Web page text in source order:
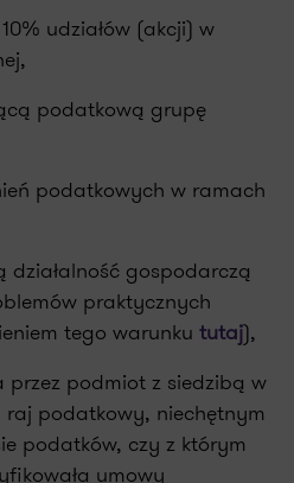
udziałów (akcji) w
podatkową grupę
podatkowych w ramach
działalność gospodarczą
praktycznych
tego warunku tutaj),
przez podmiot z siedzibą w
podatkowy, niechętnym
podatków, czy z którym
umowy